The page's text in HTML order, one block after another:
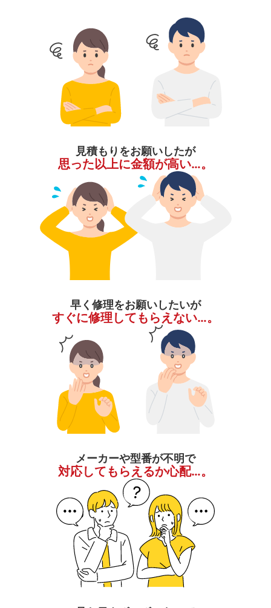
見積もりをお願いしたが
思った以上に金額が高い…。
早く修理をお願いしたいが
すぐに修理してもらえない…。
メーカーや型番が不明で
対応してもらえるか心配…。